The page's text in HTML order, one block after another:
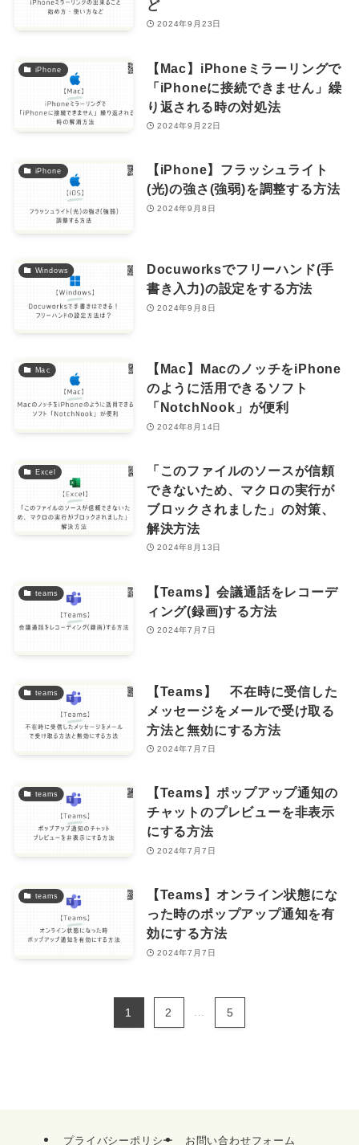
ど
2024年9月23日
iPhone
【Mac】iPhoneミラーリングで
「iPhoneに接続できません」繰
り返される時の対処法
2024年9月22日
iPhone
【iPhone】フラッシュライト
(光)の強さ(強弱)を調整する方法
2024年9月8日
Windows
Docuworksでフリーハンド(手
書き入力)の設定をする方法
2024年9月8日
Mac
【Mac】MacのノッチをiPhone
のように活用できるソフト
「NotchNook」が便利
2024年8月14日
Excel
「このファイルのソースが信頼
できないため、マクロの実行が
ブロックされました」の対策、
解決方法
2024年8月13日
teams
【Teams】会議通話をレコーデ
ィング(録画)する方法
2024年7月7日
teams
【Teams】 不在時に受信した
メッセージをメールで受け取る
方法と無効にする方法
2024年7月7日
teams
【Teams】ポップアップ通知の
チャットのプレビューを非表示
にする方法
2024年7月7日
teams
【Teams】オンライン状態にな
った時のポップアップ通知を有
効にする方法
2024年7月7日
1 2 5
プライバシーポリシー お問い合わせフォーム